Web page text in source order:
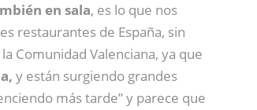
en sala, es lo que nos
restaurantes de España, sin
Comunidad Valenciana, ya que
y están surgiendo grandes
más tarde” y parece que